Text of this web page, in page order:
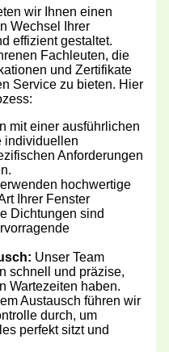
wir Ihnen einen
Wechsel Ihrer
effizient gestaltet.
Fachleuten, die
und Zertifikate
Service zu bieten. Hier
mit einer ausführlichen
individuellen
Anforderungen
hochwertige
Ihrer Fenster
Dichtungen sind
Unser Team
schnell und präzise,
Wartezeiten haben.
Austausch führen wir
durch, um
perfekt sitzt und